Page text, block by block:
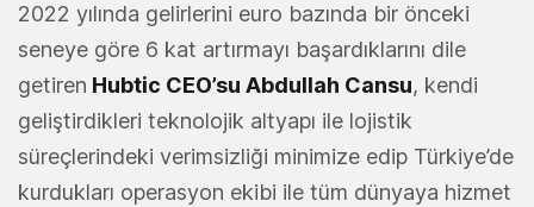
2022 yılında gelirlerini euro bazında bir önceki
seneye göre 6 kat artırmayı başardıklarını dile
getiren Hubtic CEO’su Abdullah Cansu, kendi
geliştirdikleri teknolojik altyapı ile lojistik
süreçlerindeki verimsizliği minimize edip Türkiye’de
kurdukları operasyon ekibi ile tüm dünyaya hizmet